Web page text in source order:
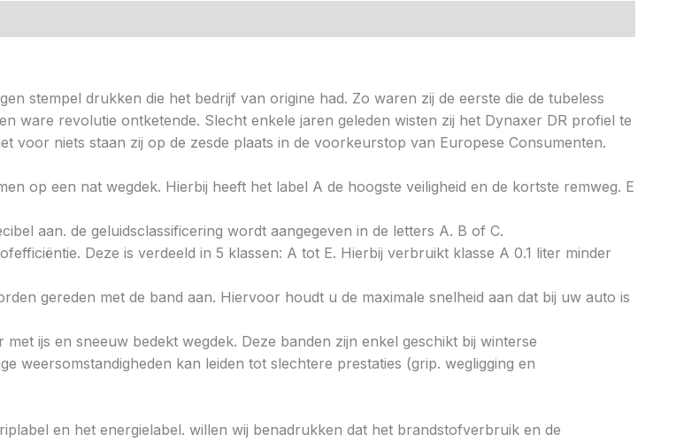
stempel drukken die het bedrijf van origine had. Zo waren zij de eerste die de tubeless
ware revolutie ontketende. Slecht enkele jaren geleden wisten zij het Dynaxer DR profiel te
voor niets staan zij op de zesde plaats in de voorkeurstop van Europese Consumenten.
op een nat wegdek. Hierbij heeft het label A de hoogste veiligheid en de kortste remweg. E
aan. de geluidsclassificering wordt aangegeven in de letters A. B of C.
Deze is verdeeld in 5 klassen: A tot E. Hierbij verbruikt klasse A 0.1 liter minder
gereden met de band aan. Hiervoor houdt u de maximale snelheid aan dat bij uw auto is
ijs en sneeuw bedekt wegdek. Deze banden zijn enkel geschikt bij winterse
weersomstandigheden kan leiden tot slechtere prestaties (grip. wegligging en
en het energielabel. willen wij benadrukken dat het brandstofverbruik en de